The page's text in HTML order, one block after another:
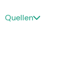
Quellen